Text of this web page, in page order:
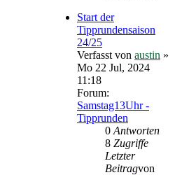
Start der
Tipprundensaison
24/25
Verfasst von austin »
Mo 22 Jul, 2024
11:18
Forum:
Samstag13Uhr -
Tipprunden
0 Antworten
8 Zugriffe
Letzter
Beitragvon